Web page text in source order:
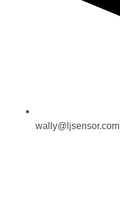
wally@ljsensor.com